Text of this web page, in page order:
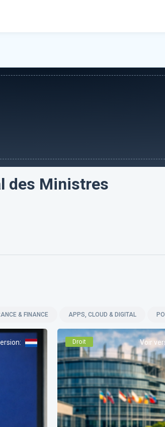
des Ministres
& FINANCE APPS, CLOUD & DIGITAL
: Droit Voir